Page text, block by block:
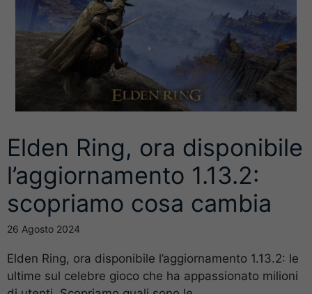
Elden Ring, ora disponibile
l’aggiornamento 1.13.2:
scopriamo cosa cambia
26 Agosto 2024
Elden Ring, ora disponibile l’aggiornamento 1.13.2: le
ultime sul celebre gioco che ha appassionato milioni